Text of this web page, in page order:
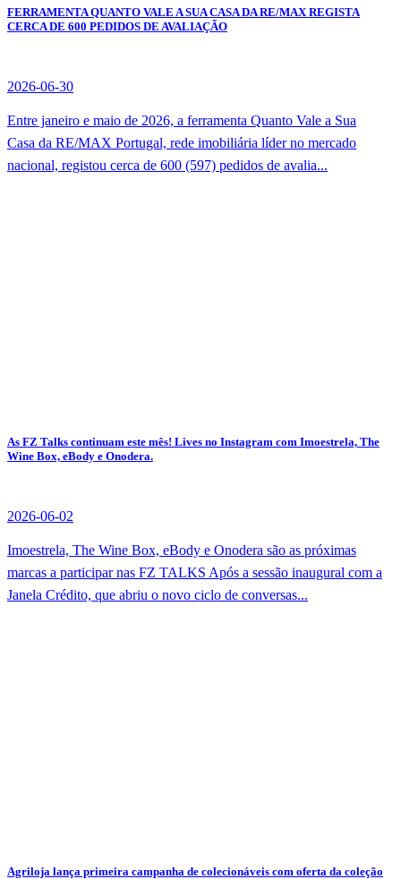
FERRAMENTA QUANTO VALE A SUA CASA DA RE/MAX REGISTA
CERCA DE 600 PEDIDOS DE AVALIAÇÃO
2026-06-30
Entre janeiro e maio de 2026, a ferramenta Quanto Vale a Sua
Casa da RE/MAX Portugal, rede imobiliária líder no mercado
nacional, registou cerca de 600 (597) pedidos de avalia...
As FZ Talks continuam este mês! Lives no Instagram com Imoestrela, The
Wine Box, eBody e Onodera.
2026-06-02
Imoestrela, The Wine Box, eBody e Onodera são as próximas
marcas a participar nas FZ TALKS Após a sessão inaugural com a
Janela Crédito, que abriu o novo ciclo de conversas...
Agriloja lança primeira campanha de colecionáveis com oferta da coleção